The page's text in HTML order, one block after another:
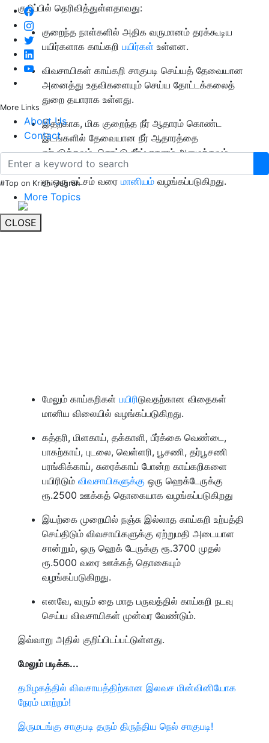
More Links
About Us
Contact
#Top on Krishi Jagran
More Topics
CLOSE
குறிப்பில் தெரிவித்துள்ளதாவது:
குறைந்த நாள்களில் அதிக வருமானம் தரக்கூடிய
பயிர்களாக காய்கறி பயிர்கள் உள்ளன.
விவசாயிகள் காய்கறி சாகுபடி செய்யத் தேவையான
அனைத்து உதவிகளையும் செய்ய தோட்டக்கலைத்
துறை தயாராக உள்ளது.
இதற்காக, மிக குறைந்த நீர் ஆதாரம் கொண்ட
இடங்களில் தேவையான நீர் ஆதாரத்தை
ஏற்படுத்தவும், சொட்டு நீர்ப்பாசனம் அமைக்கவும்
தோட்டக்கலைத் துறை சார்பில் ஒரு ஹெக்டேருக்கு
ரூ.ஒரு லட்சம் வரை மானியம் வழங்கப்படுகிறது.
மேலும் காய்கறிகள் பயிரிடுவதற்கான விதைகள்
மானிய விலையில் வழங்கப்படுகிறது.
கத்தரி, மிளகாய், தக்காளி, பீர்க்கை வெண்டை,
பாகற்காய், புடலை, வெள்ளரி, பூசணி, தர்பூசணி
பரங்கிக்காய், சுரைக்காய் போன்ற காய்கறிகளை
பயிரிடும் விவசாயிகளுக்கு ஒரு ஹெக்டேருக்கு
ரூ.2500 ஊக்கத் தொகையாக வழங்கப்படுகிறது
இயற்கை முறையில் நஞ்சு இல்லாத காய்கறி உற்பத்தி
செய்திடும் விவசாயிகளுக்கு ஏற்றுமதி அடையாள
சான்றும், ஒரு ஹெக் டேருக்கு ரூ.3700 முதல்
ரூ.5000 வரை ஊக்கத் தொகையும்
வழங்கப்படுகிறது.
எனவே, வரும் தை மாத பருவத்தில் காய்கறி நடவு
செய்ய விவசாயிகள் முன்வர வேண்டும்.
இவ்வாறு அதில் குறிப்பிடப்பட்டுள்ளது.
மேலும் படிக்க...
தமிழகத்தில் விவசாயத்திற்கான இலவச மின்வினியோக
நேரம் மாற்றம்!
இருமடங்கு சாகுபடி தரும் திருந்திய நெல் சாகுபடி!